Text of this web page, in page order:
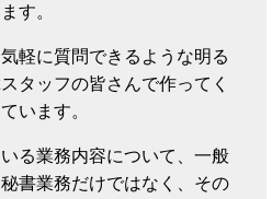
す。
軽に質問できるような明る
タッフの皆さんで作ってく
います。
る業務内容について、一般
書業務だけではなく、その